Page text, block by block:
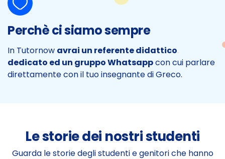
Perchè ci siamo sempre
In Tutornow avrai un referente didattico
dedicato ed un gruppo Whatsappcon cui parlare
direttamente con il tuo insegnante di Greco.
Le storie dei nostri studenti
Guarda le storie degli studenti e genitori che hanno